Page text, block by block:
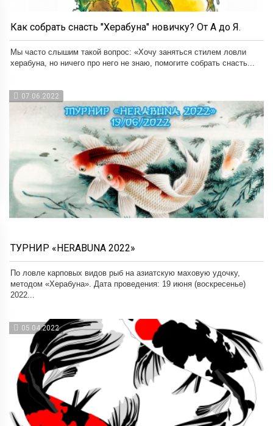
Как собрать снасть "Херабуна" новичку? От А до Я.
Мы часто слышим такой вопрос: «Хочу заняться стилем ловли
херабуна, но ничего про него не знаю, помогите собрать снасть...
07.06.2022
ТУРНИР «HERABUNA 2022»
По ловле карповых видов рыб на азиатскую маховую удочку,
методом «Херабуна». Дата проведения: 19 июня (воскресенье)
2022...
05.04.2022